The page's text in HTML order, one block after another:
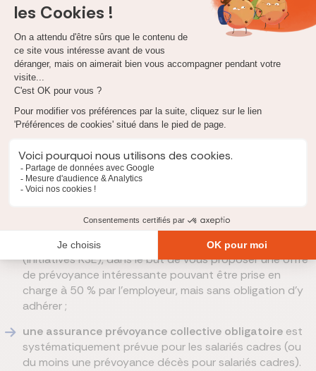
indépendants de bénéficier d’une meilleure protection sociale.
Une prévoyance TNSoffre ainsi une indemnisation en cas :
d’incapacité de travailler (arrêt de travail),
d’invalidité,
de décès.
L’assurance prévoyance collective
L’assurance prévoyance collective proposée par votre
employeurpeut être facultative ou obligatoire :
une assurance prévoyance collective facultativeest
souvent inscrite dans la politique sociale de l’entreprise
(initiatives RSE), dans le but de vous proposer une offre
de prévoyance intéressante pouvant être prise en
charge à 50 % par l’employeur, mais sans obligation d’y
adhérer ;
une assurance prévoyance collective obligatoireest
systématiquement prévue pour les salariés cadres (ou
du moins une prévoyance décès pour salariés cadres).